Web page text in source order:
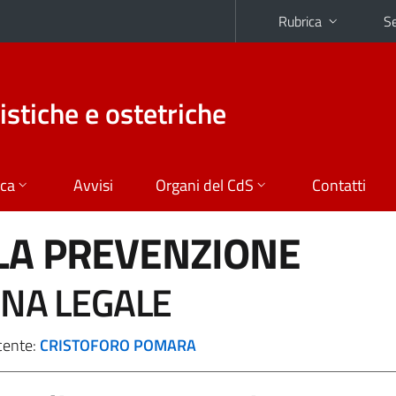
Rubrica
e ostetriche
Avvisi Organi del CdS Contatti
PREVENZIONE
LEGALE
CRISTOFORO POMARA